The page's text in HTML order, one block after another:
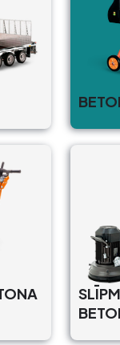
Z. Mauriņas iela 5A,
pilsēta,
novads,
Latvija
Piegāde : Ar un Bez
Berģos
MAISĪTĀJI
Pastaigu iela 13, Berģi,
novads, Ropažu
LV-2137, Latvija
Dienā, €100/Mēn.
Piegāde : Ar un Bez
MAISĪTĀJI